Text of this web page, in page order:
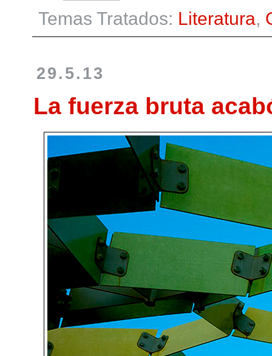
Temas Tratados: Literatura,
29.5.13
La fuerza bruta